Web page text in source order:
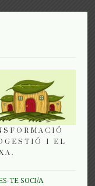
I EL
TE SOCI/A